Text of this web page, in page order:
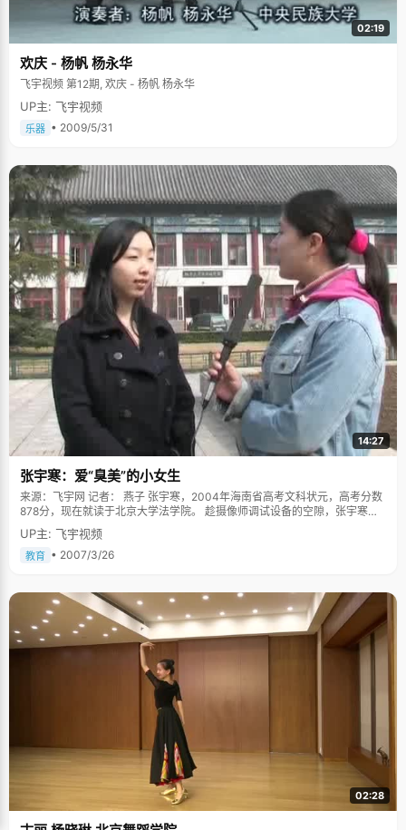
02:19
欢庆 - 杨帆 杨永华
飞宇视频 第12期, 欢庆 - 杨帆 杨永华
UP主: 飞宇视频
乐器 • 2009/5/31
14:27
张宇寒：爱“臭美”的小女生
来源：飞宇网 记者： 燕子 张宇寒，2004年海南省高考文科状元，高考分数
878分，现在就读于北京大学法学院。 趁摄像师调试设备的空隙，张宇寒从
红色小包里掏出小镜子，照了照自己，脸色还算不错。透过镜头的反光面，
她将大衣的领子整理平整，往上竖了竖，轻轻的将脸旁的几缕头发别到耳朵
后边，说："你看现在可以了吗？不要把我拍丑了噢！爱美的天性跃然显现。
看到大人们穿着漂亮的高跟鞋在街上走，她羡慕极了，回到家就把妈妈的红
色高跟鞋拿出来穿在脚上，拖着空荡荡的鞋子在客厅里不停的走来走去，学
电视上的模特摆出各种造型，鞋跟在地板敲出清脆的嗒嗒声，对张宇寒来说
就有如天籁之音，充满了神奇的魅力。 在张宇寒的宿舍里，我们看到了满满
一桌子的各种护肤品，有空的时候，她还喜欢DIY,根据beauty论坛的美容资
讯做面膜。尽管带着一个状元的光环，张宇寒从来不会避讳爱美的话题，"女
孩子爱美是天性，我觉得每次把自己弄得漂漂亮亮的就会很有自信，出去做
人做事的时候就会更加有信心，这也是在尊重别人。" "不思进取"的状元 张
宇寒是个比较随遇而安的人，甚至有些"不思进取"，因为从小大大她似乎都
没有太明确的目标，如果一定要说有什么不同的话，就是她特别能静下心来
看书。每次，只要往书桌那一坐，张宇寒的整个身心就完全的进入眼前的虚
拟世界中，任何外部的干扰都很难使她分心，曾经有一次，她整整坐了两天
两夜，看完了一部厚厚的大部头。 每次考试，张宇寒都不会给自己定目标，
面对排名也很漠然，"不要跟别人比，就跟你自己比，比收获了什么。"每次
学到了新的东西，张宇寒都会很开心，因为这代表着自己又有了一点点进
步，"每当我体会到看书过程中一点一滴的成长，我都会非常开心，觉得自己
UP主: 飞宇视频
教育 • 2007/3/26
02:28